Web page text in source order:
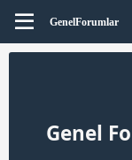
Genel